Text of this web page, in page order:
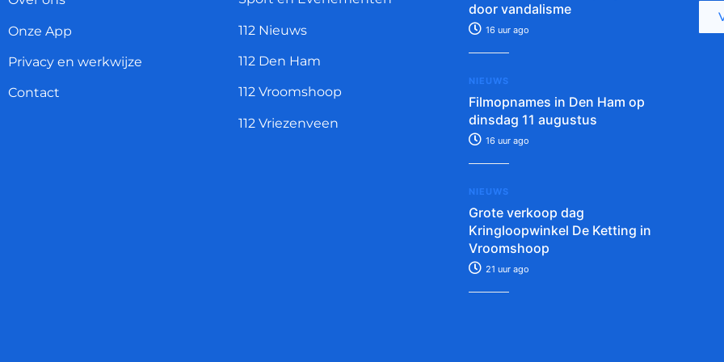
Onze App
Privacy en werkwijze
Contact
112 Nieuws
112 Den Ham
112 Vroomshoop
112 Vriezenveen
door vandalisme
16 uur ago
NIEUWS
Filmopnames in Den Ham op
dinsdag 11 augustus
16 uur ago
NIEUWS
Grote verkoop dag
Kringloopwinkel De Ketting in
Vroomshoop
21 uur ago